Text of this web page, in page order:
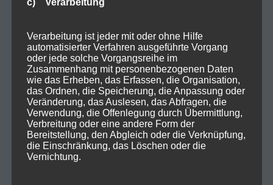
Verarbeitung ist jeder mit oder ohne Hilfe
automatisierter Verfahren ausgeführte Vorgang
oder jede solche Vorgangsreihe im
Zusammenhang mit personenbezogenen Daten
wie das Erheben, das Erfassen, die Organisation,
das Ordnen, die Speicherung, die Anpassung oder
Veränderung, das Auslesen, das Abfragen, die
Verwendung, die Offenlegung durch Übermittlung,
Verbreitung oder eine andere Form der
Bereitstellung, den Abgleich oder die Verknüpfung,
die Einschränkung, das Löschen oder die
Vernichtung.